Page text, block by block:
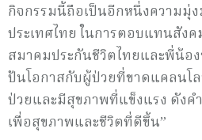
กิจกรรมนี้ถือเป็นอีกหนึ่งความมุ่ง
ประเทศไทย ในการตอบแทนสัง
สมาคมประกันชีวิตไทยและพี่น้อ
ปันโอกาสกับผู้ป่วยที่ขาดแคลนโ
ป่วยและมีสุขภาพที่แข็งแรง ดังค
เพื่อสุขภาพและชีวิตที่ดีขึ้น”